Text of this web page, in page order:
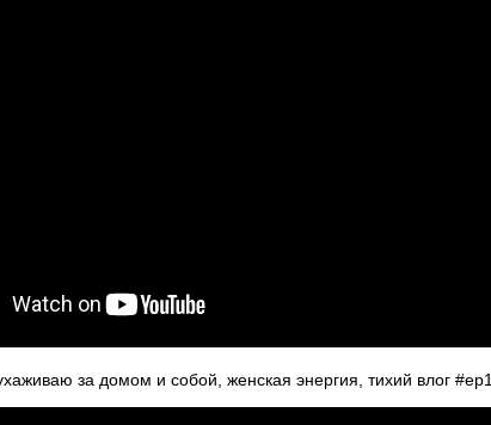
за домом и собой, женская энергия, тихий влог #ep1